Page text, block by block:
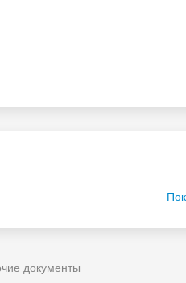
документы